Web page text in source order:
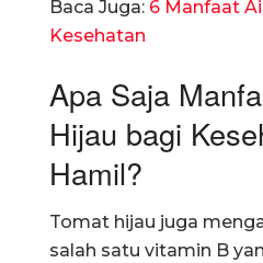
Baca Juga: 6 Manfaat
Kesehatan
Apa Saja
Hijau bagi
Hamil?
Tomat hijau juga
salah satu vitamin B